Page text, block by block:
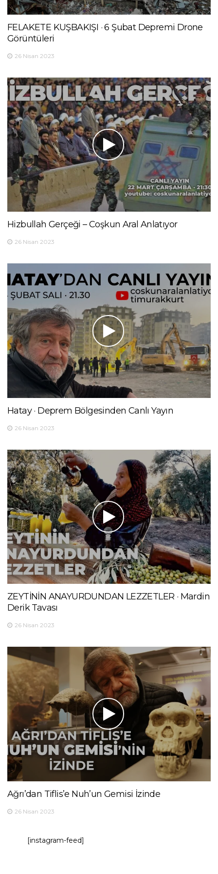
FELAKETE KUŞBAKIŞI · 6 Şubat Depremi Drone
Görüntüleri
26 Nisan 2023
Hizbullah Gerçeği – Coşkun Aral Anlatıyor
26 Nisan 2023
Hatay · Deprem Bölgesinden Canlı Yayın
26 Nisan 2023
ZEYTİNİN ANAYURDUNDAN LEZZETLER · Mardin
Derik Tavası
26 Nisan 2023
Ağrı’dan Tiflis’e Nuh’un Gemisi İzinde
26 Nisan 2023
[instagram-feed]